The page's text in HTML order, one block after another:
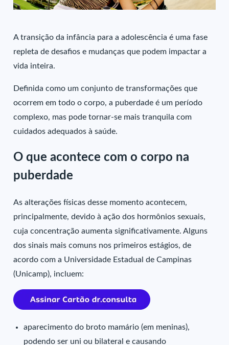
A transição da infância para a adolescência é uma fase
repleta de desafios e mudanças que podem impactar a
vida inteira.
Definida como um conjunto de transformações que
ocorrem em todo o corpo, a puberdade é um período
complexo, mas pode tornar-se mais tranquila com
cuidados adequados à saúde.
O que acontece com o corpo na
puberdade
As alterações físicas desse momento acontecem,
principalmente, devido à ação dos hormônios sexuais,
cuja concentração aumenta significativamente. Alguns
dos sinais mais comuns nos primeiros estágios, de
acordo com a Universidade Estadual de Campinas
(Unicamp), incluem:
aparecimento do broto mamário (em meninas),
podendo ser uni ou bilateral e causando